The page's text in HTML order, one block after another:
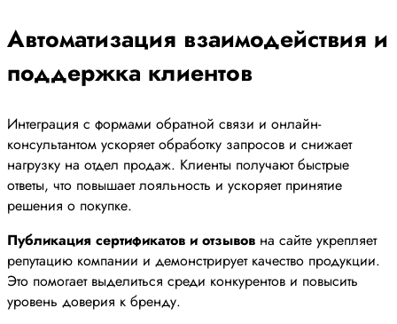
Автоматизация взаимодействия и
поддержка клиентов
Интеграция с формами обратной связи и онлайн-
консультантом ускоряет обработку запросов и снижает
нагрузку на отдел продаж. Клиенты получают быстрые
ответы, что повышает лояльность и ускоряет принятие
решения о покупке.
Публикация сертификатов и отзывов на сайте укрепляет
репутацию компании и демонстрирует качество продукции.
Это помогает выделиться среди конкурентов и повысить
уровень доверия к бренду.